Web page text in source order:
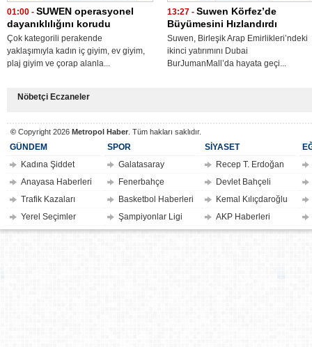
01:00 - SUWEN operasyonel
dayanıklılığını korudu
Çok kategorili perakende
yaklaşımıyla kadın iç giyim, ev giyim,
plaj giyim ve çorap alanla...
13:27 - Suwen Körfez’de
Büyümesini Hızlandırdı
Suwen, Birleşik Arap Emirlikleri’ndeki
ikinci yatırımını Dubai
BurJumanMall’da hayata geçi...
Nöbetçi Eczaneler
© Copyright 2026 Metropol Haber . Tüm hakları saklıdır.
GÜNDEM
Kadına Şiddet
Anayasa Haberleri
Trafik Kazaları
Yerel Seçimler
SPOR
Galatasaray
Fenerbahçe
Basketbol Haberleri
Şampiyonlar Ligi
SİYASET
Recep T. Erdoğan
Devlet Bahçeli
Kemal Kılıçdaroğlu
AKP Haberleri